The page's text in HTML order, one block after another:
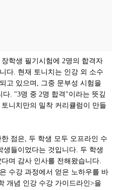
학생 필기시험에 2명의 합격자
다. 현재 토니치는 인강 외 소수
고 있으며, 그중 문부성 시험을
. "3명 중 2명 합격"이라는 뜻깊
니치만의 밀착 커리큘럼이 만들
점은, 두 학생 모두 오프라인 수
들이었다는 것입니다. 두 학생
며 감사 인사를 전해왔습니다.
수강 과정에서 얻은 노하우를 바
개념 인강 수강 가이드라인>을